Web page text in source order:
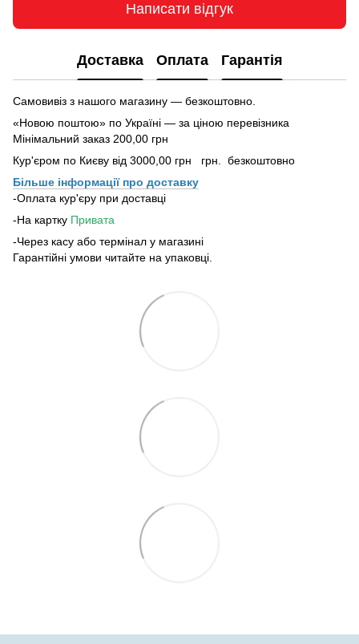
Написати відгук
Доставка Оплата Гарантія
Самовивіз з нашого магазину — безкоштовно.
«Новою поштою» по Україні — за ціною перевізника
Мінімальний заказ 200,00 грн
Кур'єром по Києву від 3000,00 грн грн. безкоштовно
Більше інформації про доставку
-Оплата кур'єру при доставці
-На картку Привата
-Через касу або термінал у магазині
Гарантійні умови читайте на упаковці.